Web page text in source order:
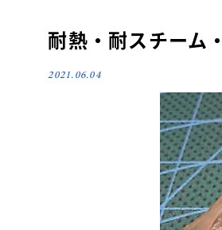
耐熱・耐スチーム
2021.06.04